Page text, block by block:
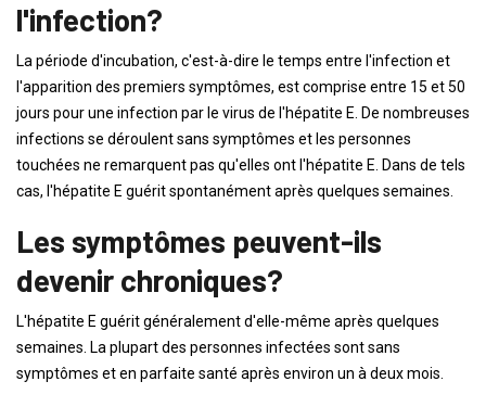
l'infection?
La période d'incubation, c'est-à-dire le temps entre l'infection et
l'apparition des premiers symptômes, est comprise entre 15 et 50
jours pour une infection par le virus de l'hépatite E. De nombreuses
infections se déroulent sans symptômes et les personnes
touchées ne remarquent pas qu'elles ont l'hépatite E. Dans de tels
cas, l'hépatite E guérit spontanément après quelques semaines.
Les symptômes peuvent-ils
devenir chroniques?
L'hépatite E guérit généralement d'elle-même après quelques
semaines. La plupart des personnes infectées sont sans
symptômes et en parfaite santé après environ un à deux mois.